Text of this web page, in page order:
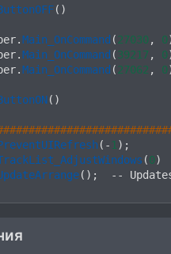
( )
.Main_OnCommand (27030, 0
.Main_OnCommand (39217 , 0
.Main_OnCommand (27062 , 0
( )
( - 1) ;
(0)
( ) ; --